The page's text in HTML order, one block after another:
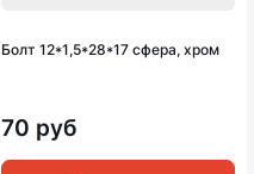
Болт 12*1,5*28*17 сфера, хром
70 руб